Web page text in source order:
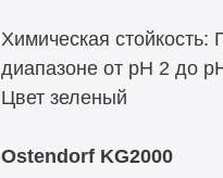
Химическая
диапазоне от pH 2 до
Цвет зеленый
Ostendorf KG2000